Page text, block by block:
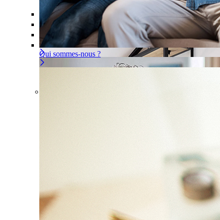
Offre À la carte Gérer ou déléguer votre sécurité, à vous
Pour un appartement Une installation adaptée à votre
Les problèmes couverts
Qui sommes-nous ?